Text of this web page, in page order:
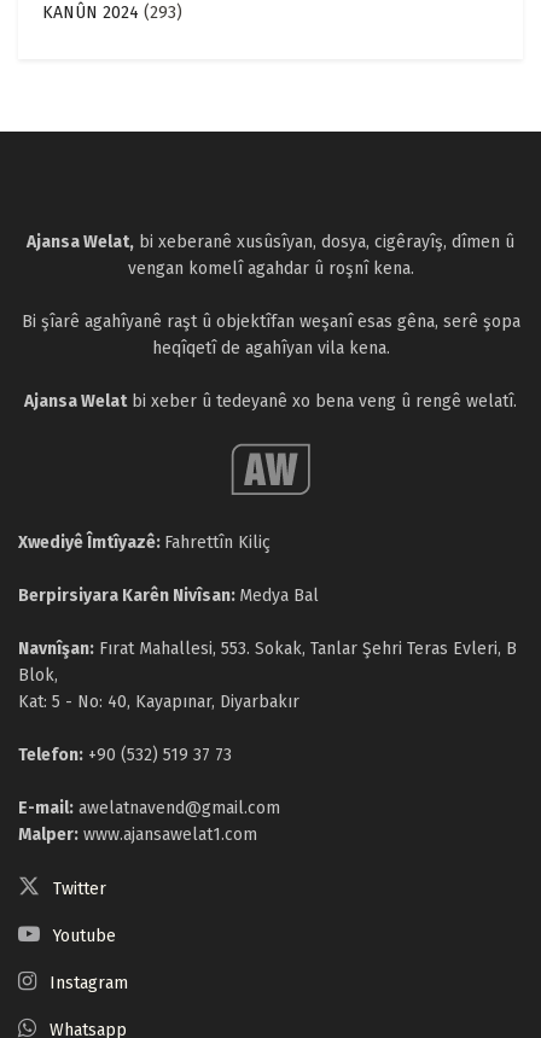
KANÛN 2024 (293)
Ajansa Welat, bi xeberanê xusûsîyan, dosya, cigêrayîş, dîmen û
vengan komelî agahdar û roşnî kena.
Bi şîarê agahîyanê raşt û objektîfan weşanî esas gêna, serê şopa
heqîqetî de agahîyan vila kena.
Ajansa Welatbi xeber û tedeyanê xo bena veng û rengê welatî.
Xwediyê Îmtîyazê: Fahrettîn Kiliç
Berpirsiyara Karên Nivîsan: Medya Bal
Navnîşan: Fırat Mahallesi, 553. Sokak, Tanlar Şehri Teras Evleri, B
Blok,
Kat: 5 - No: 40, Kayapınar, Diyarbakır
Telefon: +90 (532) 519 37 73
E-mail: awelatnavend@gmail.com
Malper: www.ajansawelat1.com
Twitter
Youtube
Instagram
Whatsapp